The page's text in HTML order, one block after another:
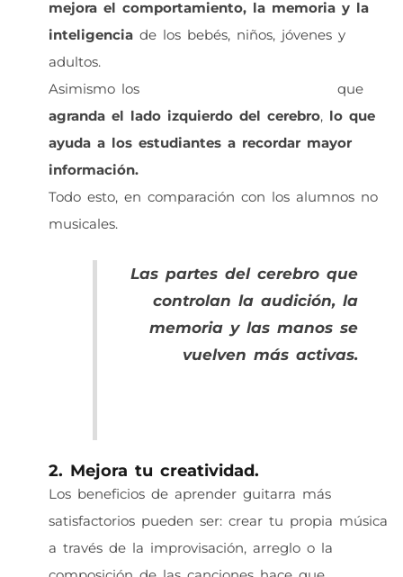
mejora el comportamiento, la memoria y la
inteligenciade los bebés, niños, jóvenes y
adultos.
Asimismo los
que
agranda el lado izquierdo del cerebro, lo que
ayuda a los estudiantes a recordar mayor
información.
Todo esto, en comparación con los alumnos no
musicales.
Las partes del cerebro que
controlan la audición, la
memoria y las manos se
vuelven más activas.
2. Mejora tu creatividad.
Los beneficios de aprender guitarra más
satisfactorios pueden ser: crear tu propia música
a través de la improvisación, arreglo o la